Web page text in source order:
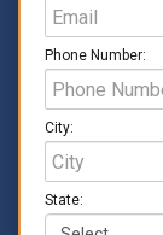
Phone Number:
City:
State: